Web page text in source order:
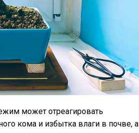
может отреагировать
кома и избытка влаги в почве, а